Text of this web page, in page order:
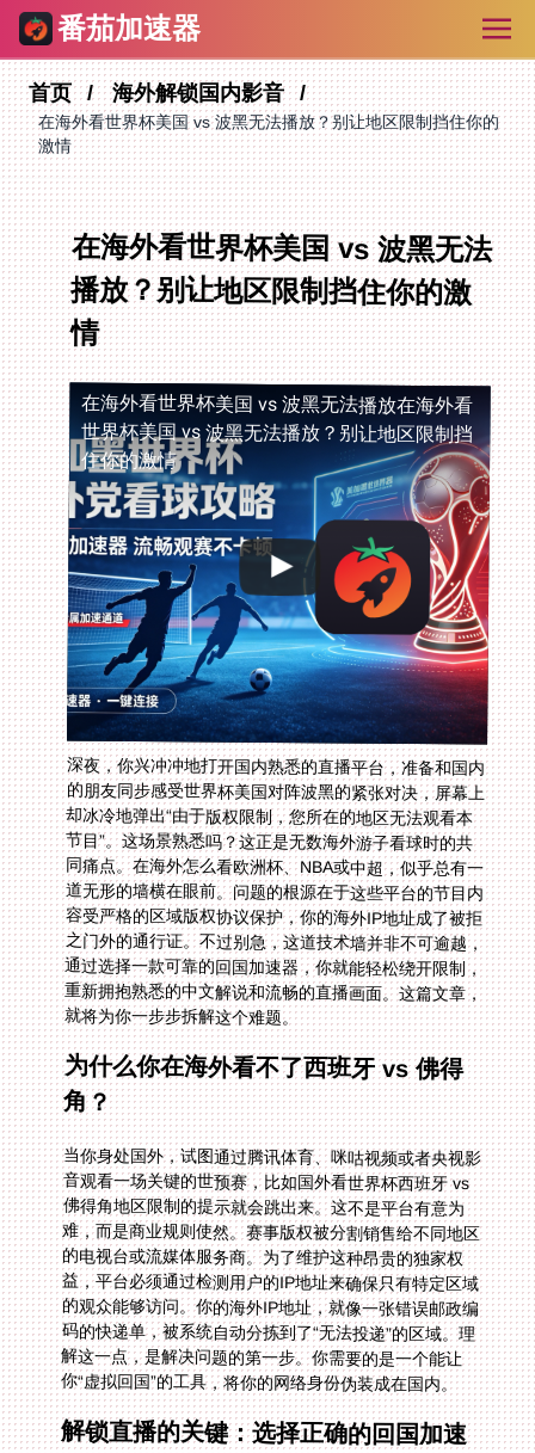
番茄加速器
首页 海外解锁国内影音
在海外看世界杯美国 vs 波黑无法播放？别让地区限制挡住你的
激情
在海外看世界杯美国 vs 波黑无法
播放？别让地区限制挡住你的激
情
在海外看世界杯美国 vs 波黑无法播放在海外看
世界杯美国 vs 波黑无法播放？别让地区限制挡
住你的激情
深夜，你兴冲冲地打开国内熟悉的直播平台，准备和国内
的朋友同步感受世界杯美国对阵波黑的紧张对决，屏幕上
却冰冷地弹出“由于版权限制，您所在的地区无法观看本
节目”。这场景熟悉吗？这正是无数海外游子看球时的共
同痛点。在海外怎么看欧洲杯、NBA或中超，似乎总有一
道无形的墙横在眼前。问题的根源在于这些平台的节目内
容受严格的区域版权协议保护，你的海外IP地址成了被拒
之门外的通行证。不过别急，这道技术墙并非不可逾越，
通过选择一款可靠的回国加速器，你就能轻松绕开限制，
重新拥抱熟悉的中文解说和流畅的直播画面。这篇文章，
就将为你一步步拆解这个难题。
为什么你在海外看不了西班牙 vs 佛得
角？
当你身处国外，试图通过腾讯体育、咪咕视频或者央视影
音观看一场关键的世预赛，比如国外看世界杯西班牙 vs
佛得角地区限制的提示就会跳出来。这不是平台有意为
难，而是商业规则使然。赛事版权被分割销售给不同地区
的电视台或流媒体服务商。为了维护这种昂贵的独家权
益，平台必须通过检测用户的IP地址来确保只有特定区域
的观众能够访问。你的海外IP地址，就像一张错误邮政编
码的快递单，被系统自动分拣到了“无法投递”的区域。理
解这一点，是解决问题的第一步。你需要的是一个能让
你“虚拟回国”的工具，将你的网络身份伪装成在国内。
解锁直播的关键：选择正确的回国加速